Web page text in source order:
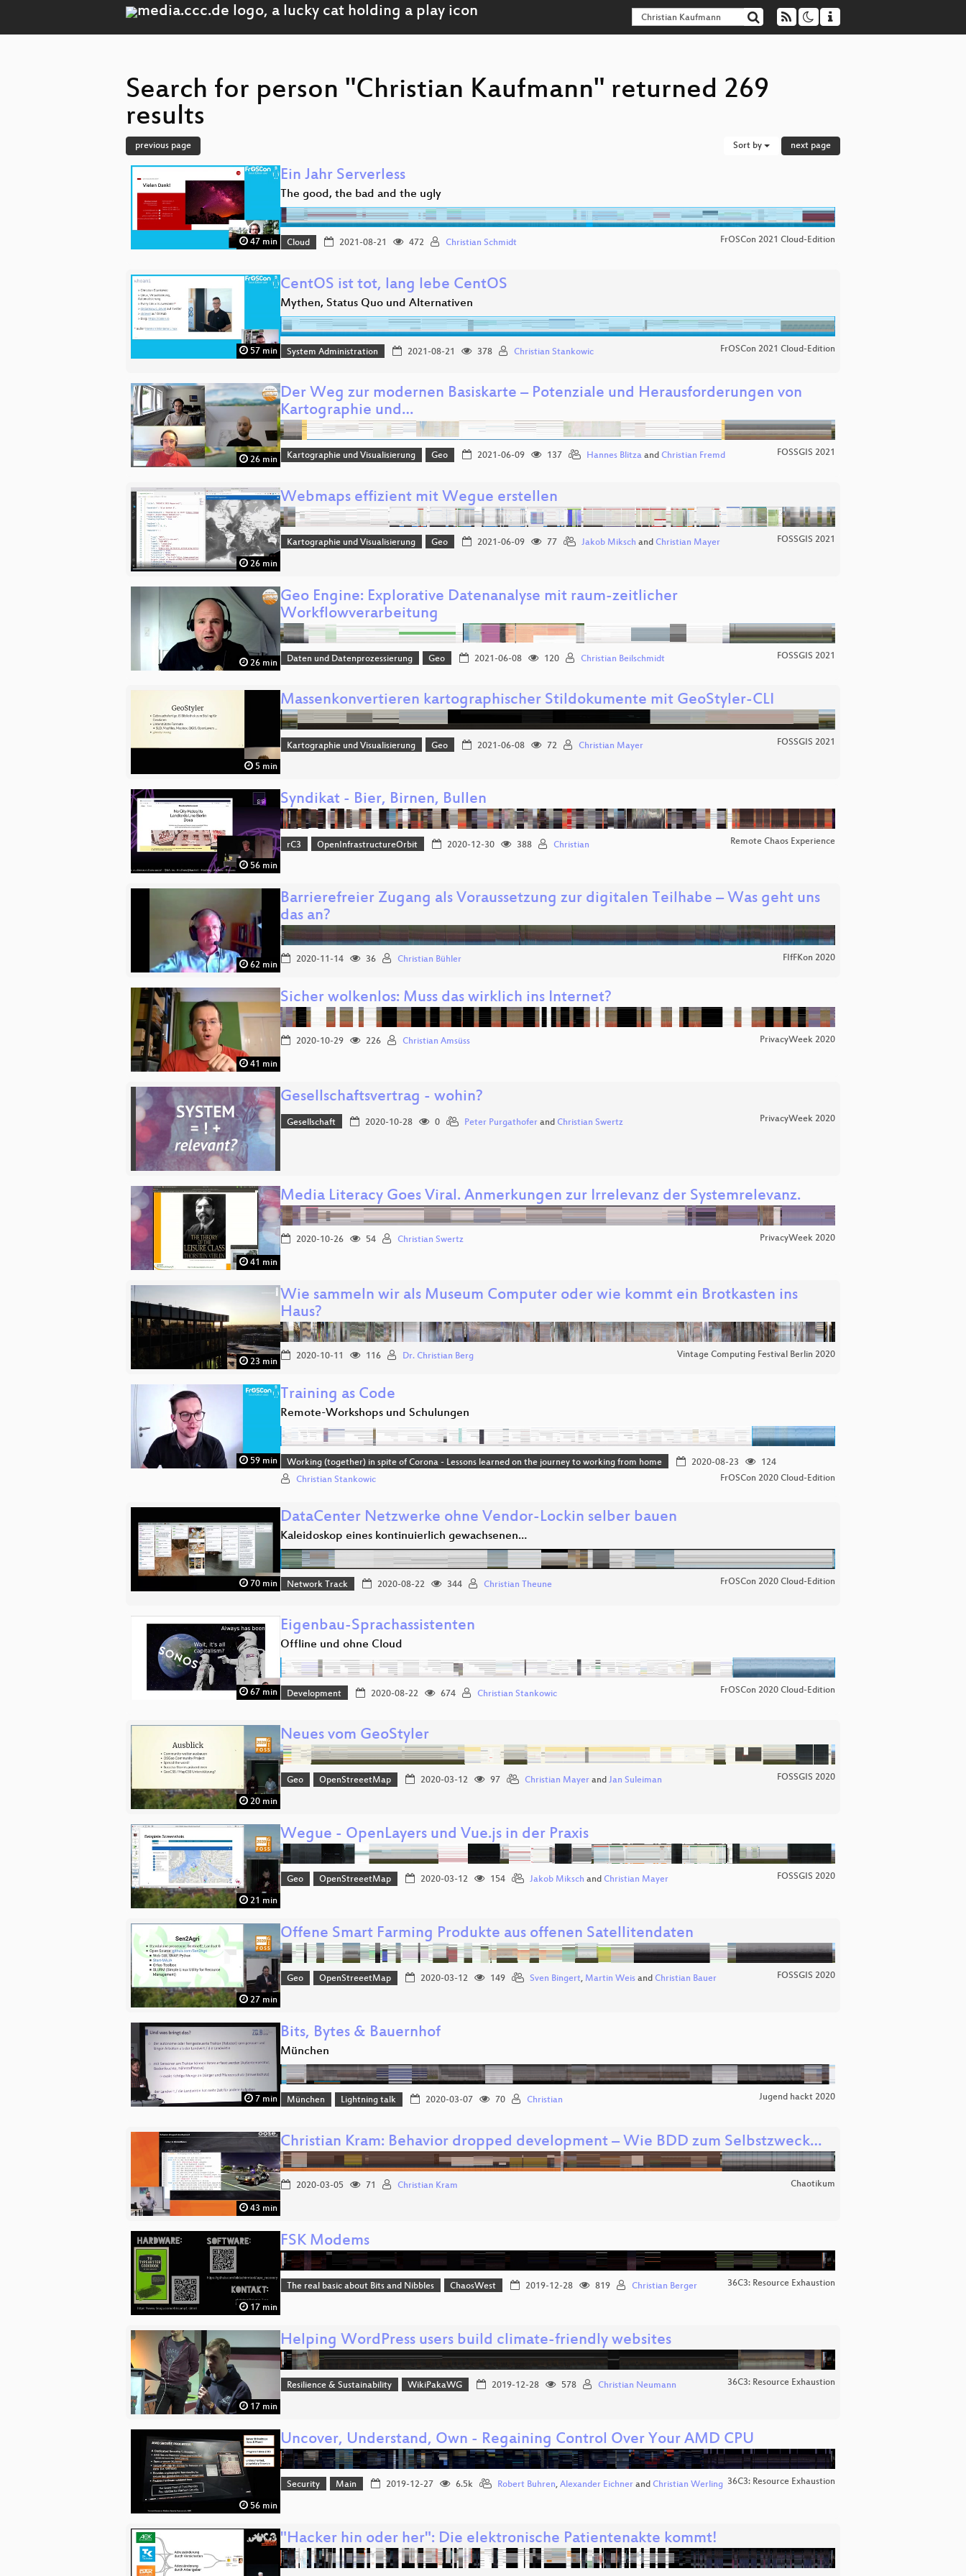
Search for person "Christian Kaufmann" returned 269
results
previous page Sort by next page
47 min
Ein Jahr Serverless
The good, the bad and the ugly
Cloud 2021-08-21 472 Christian Schmidt FrOSCon 2021 Cloud-Edition
57 min
CentOS ist tot, lang lebe CentOS
Mythen, Status Quo und Alternativen
System Administration 2021-08-21 378 Christian Stankowic FrOSCon 2021 Cloud-Edition
26 min
Der Weg zur modernen Basiskarte – Potenziale und Herausforderungen von
Kartographie und…
Kartographie und Visualisierung Geo 2021-06-09 137 Hannes Blitzaand Christian Fremd FOSSGIS 2021
26 min
Webmaps effizient mit Wegue erstellen
Kartographie und Visualisierung Geo 2021-06-09 77 Jakob Miksch and Christian Mayer FOSSGIS 2021
26 min
Geo Engine: Explorative Datenanalyse mit raum-zeitlicher
Workflowverarbeitung
Daten und Datenprozessierung Geo 2021-06-08 120 Christian Beilschmidt FOSSGIS 2021
5 min
Massenkonvertieren kartographischer Stildokumente mit GeoStyler-CLI
Kartographie und Visualisierung Geo 2021-06-08 72 Christian Mayer FOSSGIS 2021
56 min
Syndikat - Bier, Birnen, Bullen
rC3 OpenInfrastructureOrbit 2020-12-30 388 Christian Remote Chaos Experience
62 min
Barrierefreier Zugang als Voraussetzung zur digitalen Teilhabe – Was geht uns
das an?
2020-11-14 36 Christian Bühler FIfFKon 2020
41 min
Sicher wolkenlos: Muss das wirklich ins Internet?
2020-10-29 226 Christian Amsüss PrivacyWeek 2020
Gesellschaftsvertrag - wohin?
Gesellschaft 2020-10-28 0 Peter Purgathoferand Christian Swertz PrivacyWeek 2020
41 min
Media Literacy Goes Viral. Anmerkungen zur Irrelevanz der Systemrelevanz.
2020-10-26 54 Christian Swertz PrivacyWeek 2020
23 min
Wie sammeln wir als Museum Computer oder wie kommt ein Brotkasten ins
Haus?
2020-10-11 116 Dr. Christian Berg Vintage Computing Festival Berlin 2020
59 min
Training as Code
Remote-Workshops und Schulungen
Working (together) in spite of Corona - Lessons learned on the journey to working from home 2020-08-23
124
Christian Stankowic
FrOSCon 2020 Cloud-Edition
70 min
DataCenter Netzwerke ohne Vendor-Lockin selber bauen
Kaleidoskop eines kontinuierlich gewachsenen…
Network Track 2020-08-22 344 Christian Theune FrOSCon 2020 Cloud-Edition
67 min
Eigenbau-Sprachassistenten
Offline und ohne Cloud
Development 2020-08-22 674 Christian Stankowic FrOSCon 2020 Cloud-Edition
20 min
Neues vom GeoStyler
Geo OpenStreeetMap 2020-03-12 97 Christian Mayerand Jan Suleiman FOSSGIS 2020
21 min
Wegue - OpenLayers und Vue.js in der Praxis
Geo OpenStreeetMap 2020-03-12 154 Jakob Miksch and Christian Mayer FOSSGIS 2020
27 min
Offene Smart Farming Produkte aus offenen Satellitendaten
Geo OpenStreeetMap 2020-03-12 149 Sven Bingert, Martin Weisand Christian Bauer FOSSGIS 2020
7 min
Bits, Bytes & Bauernhof
München
München Lightning talk 2020-03-07 70 Christian Jugend hackt 2020
43 min
Christian Kram: Behavior dropped development – Wie BDD zum Selbstzweck…
2020-03-05 71 Christian Kram Chaotikum
17 min
FSK Modems
The real basic about Bits and Nibbles ChaosWest 2019-12-28 819 Christian Berger 36C3: Resource Exhaustion
17 min
Helping WordPress users build climate-friendly websites
Resilience & Sustainability WikiPakaWG 2019-12-28 578 Christian Neumann 36C3: Resource Exhaustion
56 min
Uncover, Understand, Own - Regaining Control Over Your AMD CPU
Security Main 2019-12-27 6.5k Robert Buhren, Alexander Eichnerand Christian Werling 36C3: Resource Exhaustion
"Hacker hin oder her": Die elektronische Patientenakte kommt!